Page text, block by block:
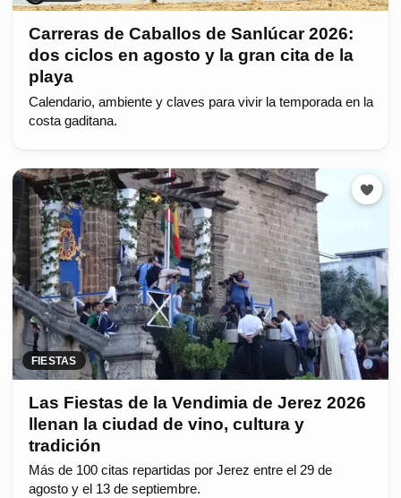
Carreras de Caballos de Sanlúcar 2026:
dos ciclos en agosto y la gran cita de la
playa
Calendario, ambiente y claves para vivir la temporada en la
costa gaditana.
FIESTAS
Las Fiestas de la Vendimia de Jerez 2026
llenan la ciudad de vino, cultura y
tradición
Más de 100 citas repartidas por Jerez entre el 29 de
agosto y el 13 de septiembre.